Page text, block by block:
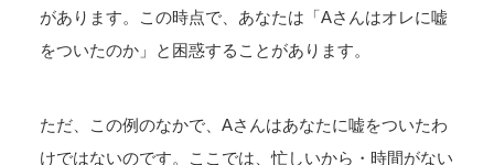
があります。この時点で、あなたは「Aさんはオレに嘘
をついたのか」と困惑することがあります。
ただ、この例のなかで、Aさんはあなたに嘘をついたわ
けではないのです。ここでは、忙しいから・時間がない